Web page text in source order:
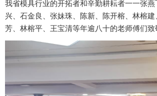
我省模具行业的开拓者和辛勤耕耘者一一张
兴、石金良、张妹珠、陈新、陈开榕、林榕
芳、林榕平、王宝清等年逾八十的老师傅们致